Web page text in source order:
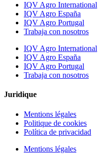
IQV Agro International
IQV Agro España
IQV Agro Portugal
Trabaja con nosotros
IQV Agro International
IQV Agro España
IQV Agro Portugal
Trabaja con nosotros
Juridique
Mentions légales
Politique de cookies
Política de privacidad
Mentions légales